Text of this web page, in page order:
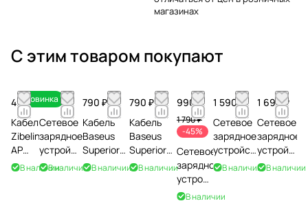
магазинах
С этим товаром покупают
Новинка
490 ₽
Кабель
Zibelino
AP
USBВ наличии
690 ₽
Сетевое
зарядное
устройство
Xiaomi
В наличии
790 ₽
Кабель
Baseus
Superior
Series
В наличии
790 ₽
Кабель
Baseus
Superior
Series
В наличии
990 ₽
1 790 ₽
-45%
Сетевое
зарядное
устройство
Xiaomi
В наличии
1 590 ₽
Сетевое
зарядное
устройство
Xiaomi
В наличии
1 690 ₽
Сетевое
зарядное
Borasco
В наличии